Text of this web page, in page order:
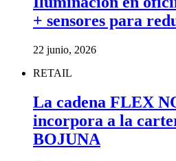
+ sensores para
22 junio, 2026
RETAIL
La cadena FLEX
incorpora a la
BOJUNA